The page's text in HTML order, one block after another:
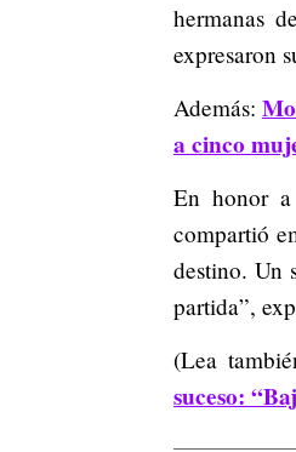
hermanas
expresaron
Además:
a cinco
En honor a
compartió
destino. Un
partida”,
(Lea
suceso: